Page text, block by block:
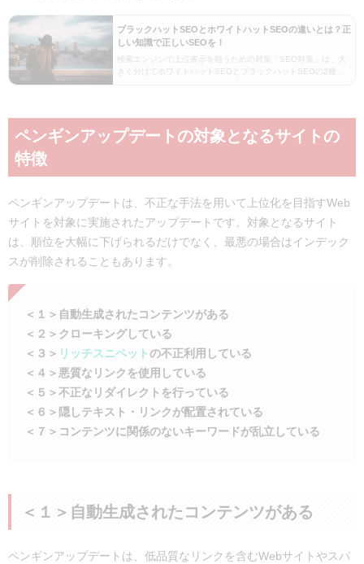
ブラックハットSEOとホワイトハットSEOの違いとは？正
しい知識で正しいSEOを！
検索エンジンで上位表示を狙うための対策「SEO対策」は、大
きく分けてホワイトハットSEOとブラックハットSEOの2種類
ペンギンアップデートの対象となるサイトの
特徴
ペンギンアップデートは、不正な手法を用いて上位化を目指すWeb
サイトを対象に実施されたアップデートです。対象となるサイト
は、順位を大幅に下げられるだけでなく、最悪の場合はインデック
スが削除されることもあります。
＜１＞自動生成されたコンテンツがある
＜２＞クローキングしている
＜３＞ リッチスニペットの不正利用している
＜４＞悪質なリンクを使用している
＜５＞不正なリダイレクトを行っている
＜６＞隠しテキスト・リンクが配置されている
＜７＞コンテンツに関係のないキーワードが乱立している
＜１＞自動生成されたコンテンツがある
ペンギンアップデートは、低品質なリンクを含むWebサイトやスパ